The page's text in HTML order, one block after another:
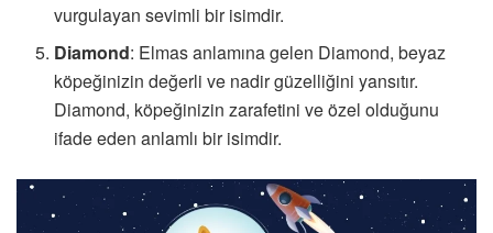
vurgulayan sevimli bir isimdir.
Diamond: Elmas anlamına gelen Diamond, beyaz
köpeğinizin değerli ve nadir güzelliğini yansıtır.
Diamond, köpeğinizin zarafetini ve özel olduğunu
ifade eden anlamlı bir isimdir.